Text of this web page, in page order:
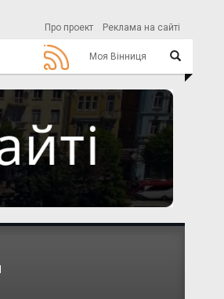
Про проект Реклама на сайті
Моя Вінниця